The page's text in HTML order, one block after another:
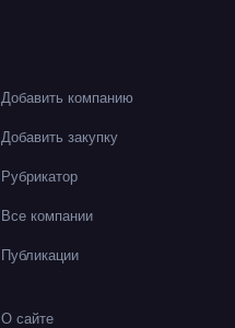
Добавить компанию
Добавить закупку
Рубрикатор
Все компании
Публикации
О сайте